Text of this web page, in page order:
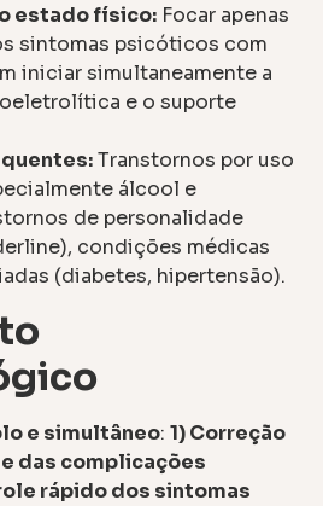
estado físico: Focar apenas
sintomas psicóticos com
iniciar simultaneamente a
e o suporte
Transtornos por uso
álcool e
de personalidade
condições médicas
(diabetes, hipertensão).
e simultâneo:1) Correção
das complicações
rápido dos sintomas